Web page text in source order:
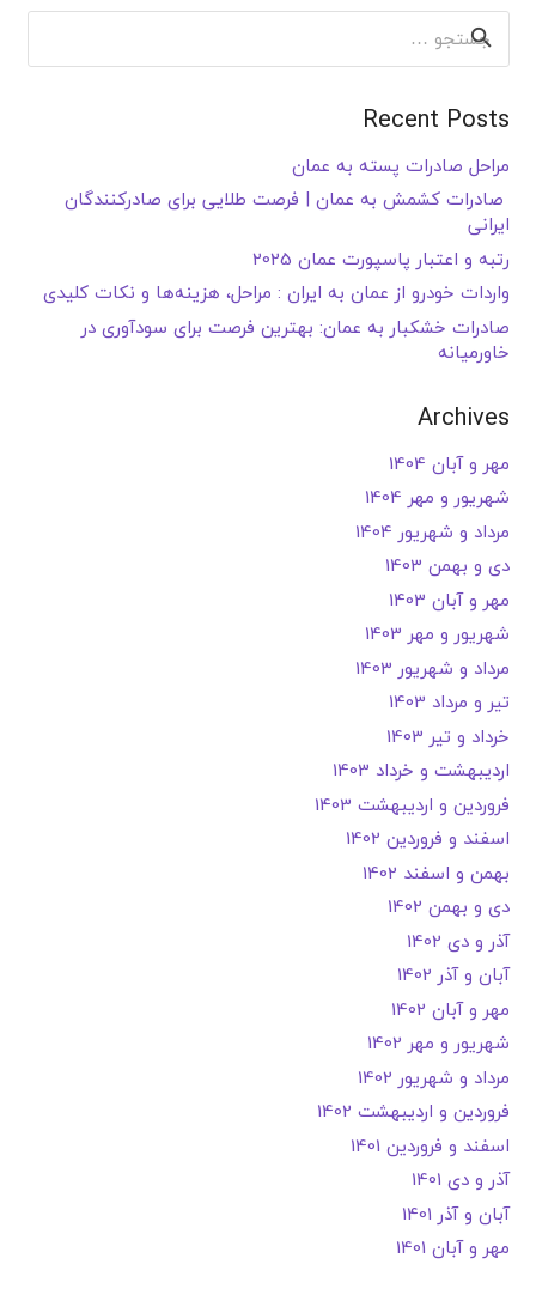
جستجو
برای:
Recent Posts
مراحل صادرات پسته به عمان
صادرات کشمش به عمان | فرصت طلایی برای صادرکنندگان
ایرانی
رتبه و اعتبار پاسپورت عمان 2025
واردات خودرو از عمان به ایران : مراحل، هزینه‌ها و نکات کلیدی
صادرات خشکبار به عمان: بهترین فرصت برای سودآوری در
خاورمیانه
Archives
مهر و آبان 1404
شهریور و مهر 1404
مرداد و شهریور 1404
دی و بهمن 1403
مهر و آبان 1403
شهریور و مهر 1403
مرداد و شهریور 1403
تیر و مرداد 1403
خرداد و تیر 1403
اردیبهشت و خرداد 1403
فروردین و اردیبهشت 1403
اسفند و فروردین 1402
بهمن و اسفند 1402
دی و بهمن 1402
آذر و دی 1402
آبان و آذر 1402
مهر و آبان 1402
شهریور و مهر 1402
مرداد و شهریور 1402
فروردین و اردیبهشت 1402
اسفند و فروردین 1401
آذر و دی 1401
آبان و آذر 1401
مهر و آبان 1401